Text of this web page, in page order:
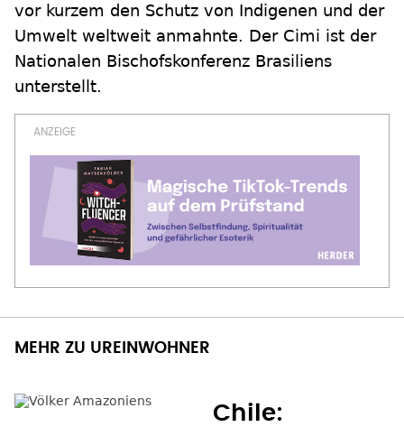
vor kurzem den Schutz von Indigenen und der
Umwelt weltweit anmahnte. Der Cimi ist der
Nationalen Bischofskonferenz Brasiliens
unterstellt.
MEHR ZU UREINWOHNER
Chile: